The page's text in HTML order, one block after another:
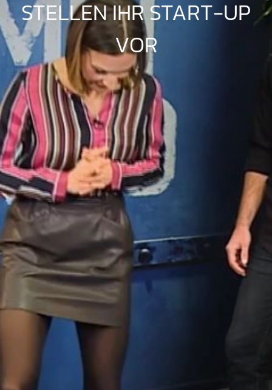
STELLEN IHR START-UP
VOR